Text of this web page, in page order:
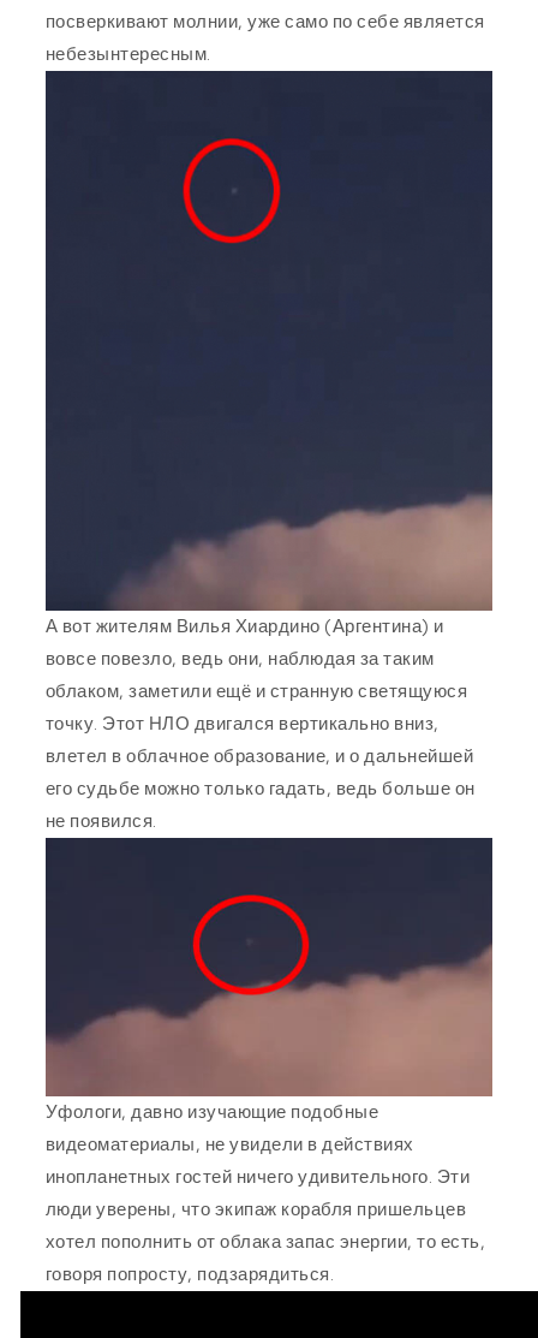
посверкивают молнии, уже само по себе является
небезынтересным.
А вот жителям Вилья Хиардино (Аргентина) и
вовсе повезло, ведь они, наблюдая за таким
облаком, заметили ещё и странную светящуюся
точку. Этот НЛО двигался вертикально вниз,
влетел в облачное образование, и о дальнейшей
его судьбе можно только гадать, ведь больше он
не появился.
Уфологи, давно изучающие подобные
видеоматериалы, не увидели в действиях
инопланетных гостей ничего удивительного. Эти
люди уверены, что экипаж корабля пришельцев
хотел пополнить от облака запас энергии, то есть,
говоря попросту, подзарядиться.